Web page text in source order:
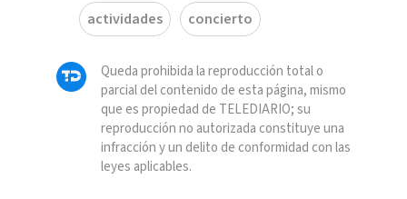
actividades concierto
Queda prohibida la reproducción total o
parcial del contenido de esta página, mismo
que es propiedad de TELEDIARIO; su
reproducción no autorizada constituye una
infracción y un delito de conformidad con las
leyes aplicables.